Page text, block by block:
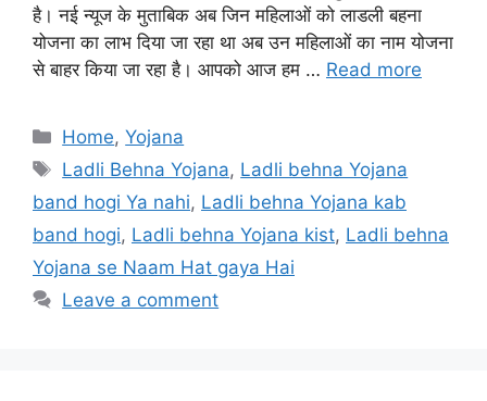
है। नई न्यूज के मुताबिक अब जिन महिलाओं को लाडली बहना
योजना का लाभ दिया जा रहा था अब उन महिलाओं का नाम योजना
से बाहर किया जा रहा है। आपको आज हम … Read more
Categories
Home,Yojana
Tags
Ladli Behna Yojana, Ladli behna Yojana
band hogi Ya nahi, Ladli behna Yojana kab
band hogi, Ladli behna Yojana kist, Ladli behna
Yojana se Naam Hat gaya Hai
Leave a comment